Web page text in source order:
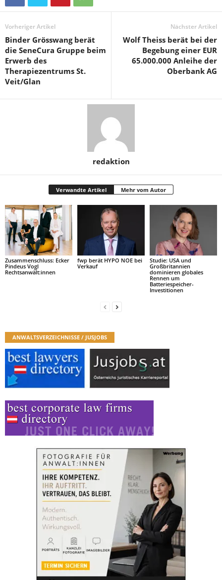
Vorheriger Artikel
Binder Grösswang berät
die SeneCura Gruppe beim
Erwerb des
Therapiezentrums St.
Veit/Glan
Nächster Artikel
Wolf Theiss berät bei der
Begebung einer EUR
65.000.000 Anleihe der
Oberbank AG
redaktion
Verwandte Artikel Mehr vom Autor
Zusammenschluss: Ecker
Pindeus Vogl
Rechtsanwält:innen
fwp berät HYPO NOE bei
Verkauf
Studie: USA und
Großbritannien
dominieren globales
Rennen um
Batteriespeicher-
Investitionen
ANWALTSVERZEICHNISSE / JUSJOBS